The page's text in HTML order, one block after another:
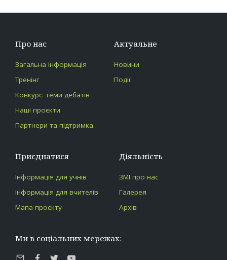
Про нас
Загальна інформація
Тренінг
Конкурс: теми дебатів
Наші проєкти
Партнери та підтримка
Актуальне
Новини
Події
Приєднатися
Інформація для учнів
Інформація для вчителів
Мапа проєкту
Діяльність
ЗМІ про нас
Галерея
Архів
Ми в соціальних мережах: